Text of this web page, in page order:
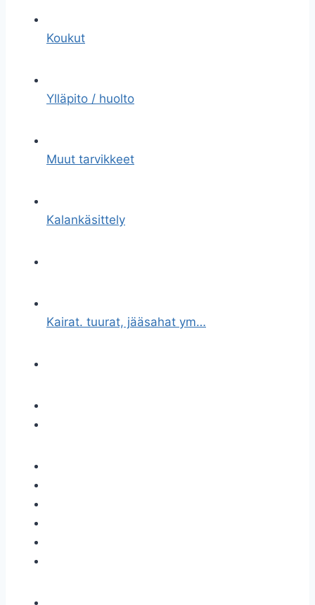
Koukut
Ylläpito / huolto
Muut tarvikkeet
Kalankäsittely
Kairat. tuurat, jääsahat ym…